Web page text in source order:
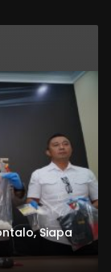
Siapa